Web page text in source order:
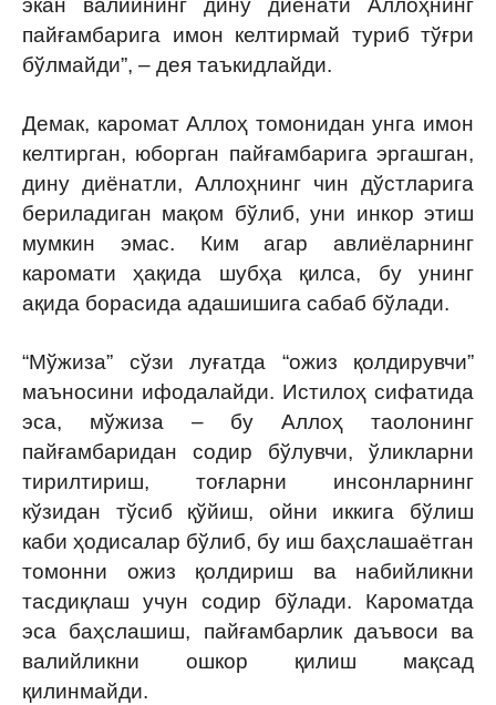
экан валийнинг дину диёнати Аллоҳнинг
пайғамбарига имон келтирмай туриб тўғри
бўлмайди”, – дея таъкидлайди.
Демак, каромат Аллоҳ томонидан унга имон
келтирган, юборган пайғамбарига эргашган,
дину диёнатли, Аллоҳнинг чин дўстларига
бериладиган мақом бўлиб, уни инкор этиш
мумкин эмас. Ким агар авлиёларнинг
каромати ҳақида шубҳа қилса, бу унинг
ақида борасида адашишига сабаб бўлади.
“Мўжиза” сўзи луғатда “ожиз қолдирувчи”
маъносини ифодалайди. Истилоҳ сифатида
эса, мўжиза – бу Аллоҳ таолонинг
пайғамбаридан содир бўлувчи, ўликларни
тирилтириш, тоғларни инсонларнинг
кўзидан тўсиб қўйиш, ойни иккига бўлиш
каби ҳодисалар бўлиб, бу иш баҳслашаётган
томонни ожиз қолдириш ва набийликни
тасдиқлаш учун содир бўлади. Кароматда
эса баҳслашиш, пайғамбарлик даъвоси ва
валийликни ошкор қилиш мақсад
қилинмайди.